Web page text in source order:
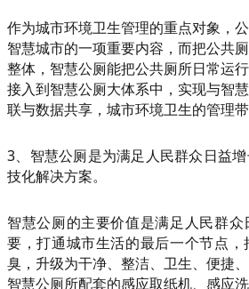
作为城市环境卫生管理的重点对象，
智慧城市的一项重要内容，而把公共
整体，智慧公厕能把公共厕所日常运
接入到智慧公厕大体系中，实现与智
联与数据共享，城市环境卫生的管理
3、智慧公厕是为满足人民群众日益
技化解决方案。
智慧公厕的主要价值是满足人民群
要，打通城市生活的最后一个节点
臭，升级为干净、整洁、卫生、便捷
智慧公厕所配套的感应取纸机、感应